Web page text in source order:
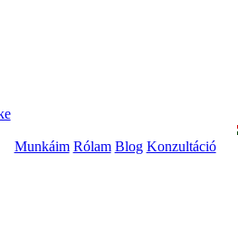
Munkáim Rólam Blog Konzultáció